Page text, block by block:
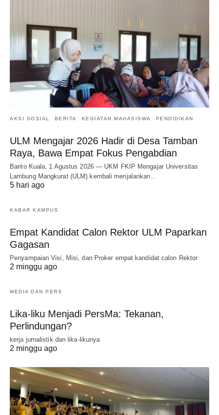
AKSI SOSIAL BERITA KEGIATAN MAHASISWA PENDIDIKAN
ULM Mengajar 2026 Hadir di Desa Tamban
Raya, Bawa Empat Fokus Pengabdian
Barito Kuala, 1 Agustus 2026 — UKM FKIP Mengajar Universitas
Lambung Mangkurat (ULM) kembali menjalankan…
5 hari ago
KABAR KAMPUS
Empat Kandidat Calon Rektor ULM Paparkan
Gagasan
Penyampaian Visi, Misi, dan Proker empat kandidat calon Rektor
2 minggu ago
MEDIA DAN PERS
Lika-liku Menjadi PersMa: Tekanan,
Perlindungan?
kerja jurnalistik dan lika-likunya
2 minggu ago